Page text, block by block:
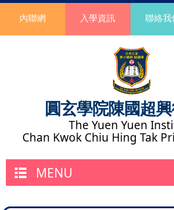
圓玄學院陳國超
The Yuen Yuen
Chan Kwok Chiu Hing Tak
內聯網 入學資訊 聯絡我
MENU